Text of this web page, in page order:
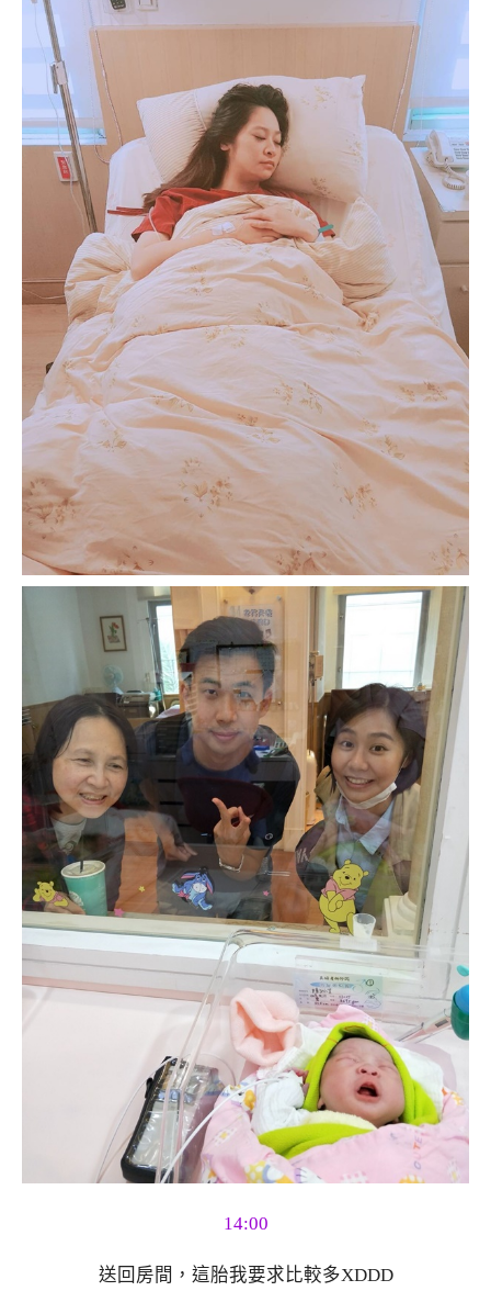
14:00
送回房間，這胎我要求比較多XDDD